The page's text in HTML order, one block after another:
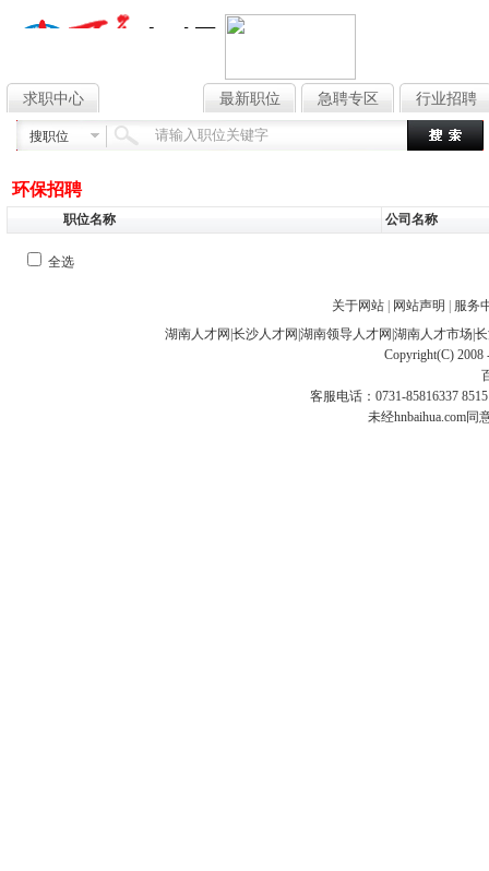
求职中心 最新职位 急聘专区 行业招聘
搜职位
环保招聘
职位名称 公司名称
全选
关于网站 网站声明
服务
湖南人才网 长沙人才网 湖南领导人才网 湖南人才市场
Copyright(C) 2008
客服电话：0731-85816337
未经hnbaihua.com